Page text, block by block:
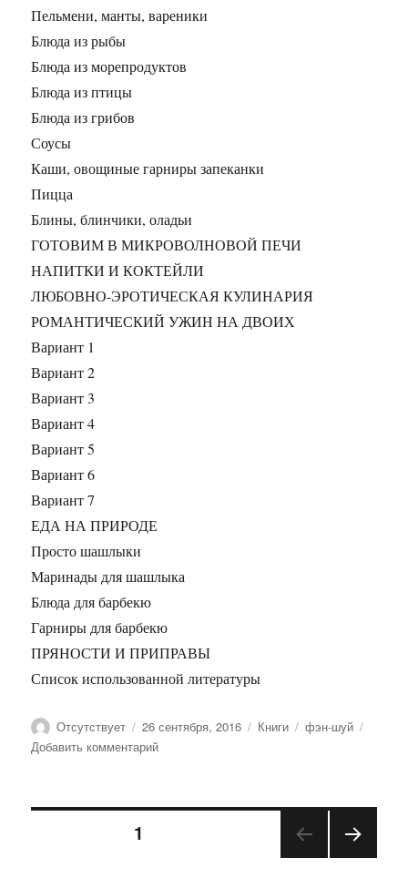
Пельмени, манты, вареники
Блюда из рыбы
Блюда из морепродуктов
Блюда из птицы
Блюда из грибов
Соусы
Каши, овощиные гарниры запеканки
Пицца
Блины, блинчики, оладьи
ГОТОВИМ В МИКРОВОЛНОВОЙ ПЕЧИ
НАПИТКИ И КОКТЕЙЛИ
ЛЮБОВНО-ЭРОТИЧЕСКАЯ КУЛИНАРИЯ
РОМАНТИЧЕСКИЙ УЖИН НА ДВОИХ
Вариант 1
Вариант 2
Вариант 3
Вариант 4
Вариант 5
Вариант 6
Вариант 7
ЕДА НА ПРИРОДЕ
Просто шашлыки
Маринады для шашлыка
Блюда для барбекю
Гарниры для барбекю
ПРЯНОСТИ И ПРИПРАВЫ
Список использованной литературы
Автор
Отсутствует Опубликовано
26 сентября, 2016 Рубрики
Книги Метки
фэн-шуй
Добавить комментарийк
книга
Навигация
1